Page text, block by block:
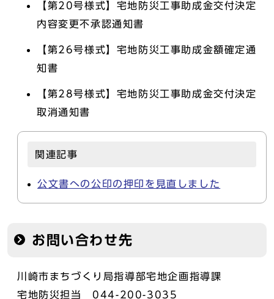
【第20号様式】宅地防災工事助成金交付決定
内容変更不承認通知書
【第26号様式】宅地防災工事助成金額確定通
知書
【第28号様式】宅地防災工事助成金交付決定
取消通知書
関連記事
公文書への公印の押印を見直しました
お問い合わせ先
川崎市まちづくり局指導部宅地企画指導課
宅地防災担当 044-200-3035